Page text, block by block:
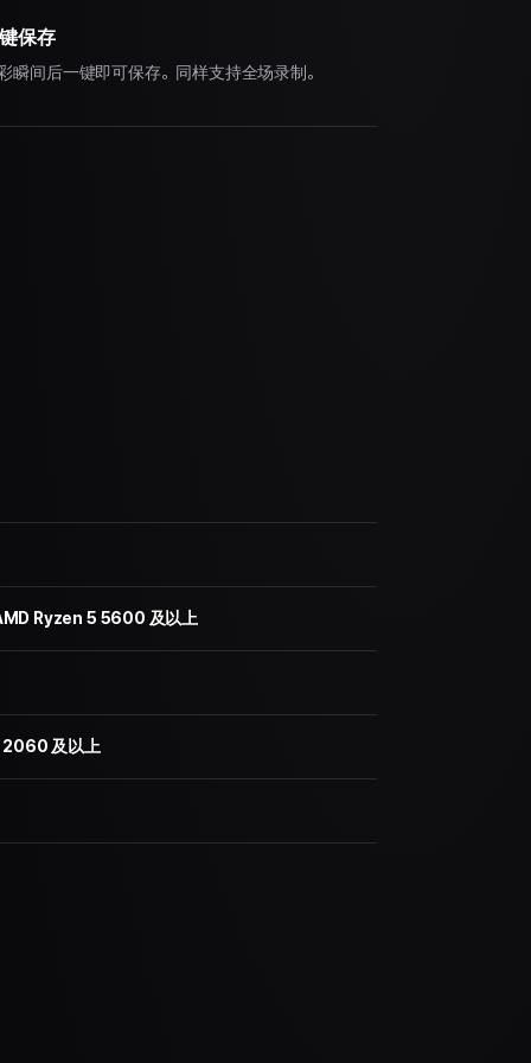
保存
瞬间后一键即可保存。同样支持全场录制。
Ryzen 5 5600 及以上
2060 及以上